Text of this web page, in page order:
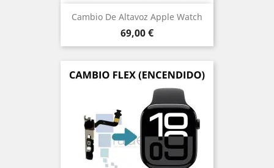
Cambio De Altavoz Apple Watch
Precio
69,00 €